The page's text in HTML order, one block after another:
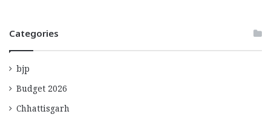
Categories
bjp
Budget 2026
Chhattisgarh